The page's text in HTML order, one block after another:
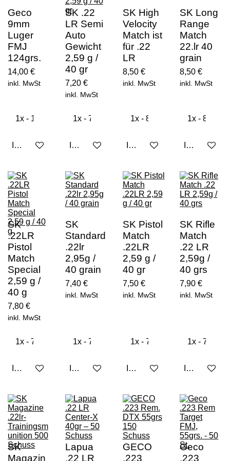
Geco
9mm
Luger
FMJ
124grs.
14,00 €
inkl. MwSt
In den Warenkorb
SK .22
LR Semi
Auto
Gewicht
2,59 g /
40 gr
7,20 €
inkl. MwSt
In den Warenkorb
SK High
Velocity
Match ist
für .22
LR
8,50 €
inkl. MwSt
In den Warenkorb
SK Long
Range
Match
22.lr 40
grain
8,50 €
inkl. MwSt
In den
SK
.22LR
Pistol
Match
Special
2,59 g /
40 g
7,80 €
inkl. MwSt
In den Warenkorb
SK
Standard
.22lr
2,95g /
40 grain
7,40 €
inkl. MwSt
In den Warenkorb
SK Pistol
Match
.22LR
2,59 g /
40 gr
7,50 €
inkl. MwSt
In den Warenkorb
SK Rifle
Match
.22 LR
2,59g /
40 grs
7,90 €
inkl. MwSt
In den
SK
Magazin
Lapua
.22 LR
GECO
.223
Geco
.223